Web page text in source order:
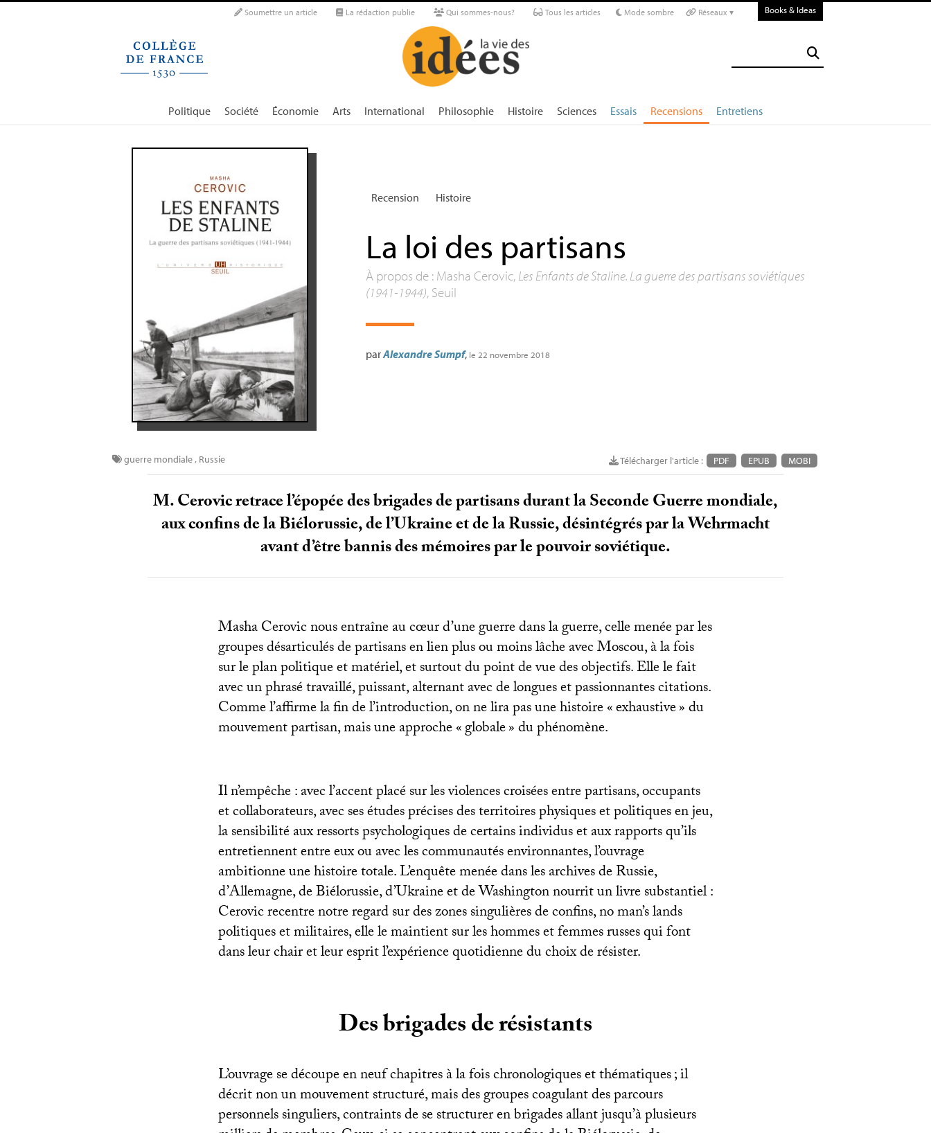
Soumettre un article La rédaction publie Qui sommes-nous? Tous les articles Mode sombre Réseaux ▾ Books & Ideas
Politique Société Économie Arts International Philosophie Histoire Sciences Essais Recensions Entretiens
Recension Histoire
La loi des partisans
À propos de : Masha Cerovic, Les Enfants de Staline. La guerre des partisans soviétiques
(1941-1944), Seuil
parAlexandre Sumpf, le 22 novembre 2018
Télécharger l'article : PDF EPUB MOBI
guerre mondiale, Russie
M. Cerovic retrace l’épopée des brigades de partisans durant la Seconde Guerre mondiale,
aux confins de la Biélorussie, de l’Ukraine et de la Russie, désintégrés par la Wehrmacht
avant d’être bannis des mémoires par le pouvoir soviétique.
Masha Cerovic nous entraîne au cœur d’une guerre dans la guerre, celle menée par les
groupes désarticulés de partisans en lien plus ou moins lâche avec Moscou, à la fois
sur le plan politique et matériel, et surtout du point de vue des objectifs. Elle le fait
avec un phrasé travaillé, puissant, alternant avec de longues et passionnantes citations.
Comme l’affirme la fin de l’introduction, on ne lira pas une histoire «exhaustive» du
mouvement partisan, mais une approche «globale» du phénomène.
Il n’empêche : avec l’accent placé sur les violences croisées entre partisans, occupants
et collaborateurs, avec ses études précises des territoires physiques et politiques en jeu,
la sensibilité aux ressorts psychologiques de certains individus et aux rapports qu’ils
entretiennent entre eux ou avec les communautés environnantes, l’ouvrage
ambitionne une histoire totale. L’enquête menée dans les archives de Russie,
d’Allemagne, de Biélorussie, d’Ukraine et de Washington nourrit un livre substantiel :
Cerovic recentre notre regard sur des zones singulières de confins, no man’s lands
politiques et militaires, elle le maintient sur les hommes et femmes russes qui font
dans leur chair et leur esprit l’expérience quotidienne du choix de résister.
Des brigades de résistants
L’ouvrage se découpe en neuf chapitres à la fois chronologiques et thématiques; il
décrit non un mouvement structuré, mais des groupes coagulant des parcours
personnels singuliers, contraints de se structurer en brigades allant jusqu’à plusieurs